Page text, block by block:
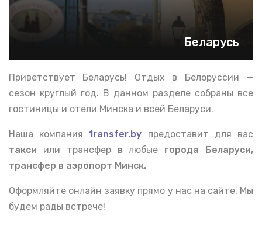
Беларусь
Приветствует Беларусь! Отдых в Белоруссии —
сезон круглый год. В данном разделе собраны все
гостиницы и отели Минска и всей Беларуси.
Наша компания1ransfer.by предоставит для вас
такси или трансфер в любые города Беларуси,
трансфер в аэропорт Минск.
Оформляйте онлайн заявку прямо у нас на сайте. Мы
будем рады встрече!